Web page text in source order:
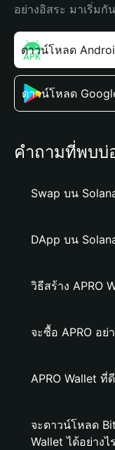
อย่างอิสระ มาเริ่มกั
ดาวน์โหลด
ดาวน์โหลด
คำถามที่พบบ่
Swap บน
DApp บน
วิธีสร้าง APRO
จะซื้อ APRO อย่า
APRO Wallet ที่
จะดาวน์โหลด
Wallet ได้อย่างไ